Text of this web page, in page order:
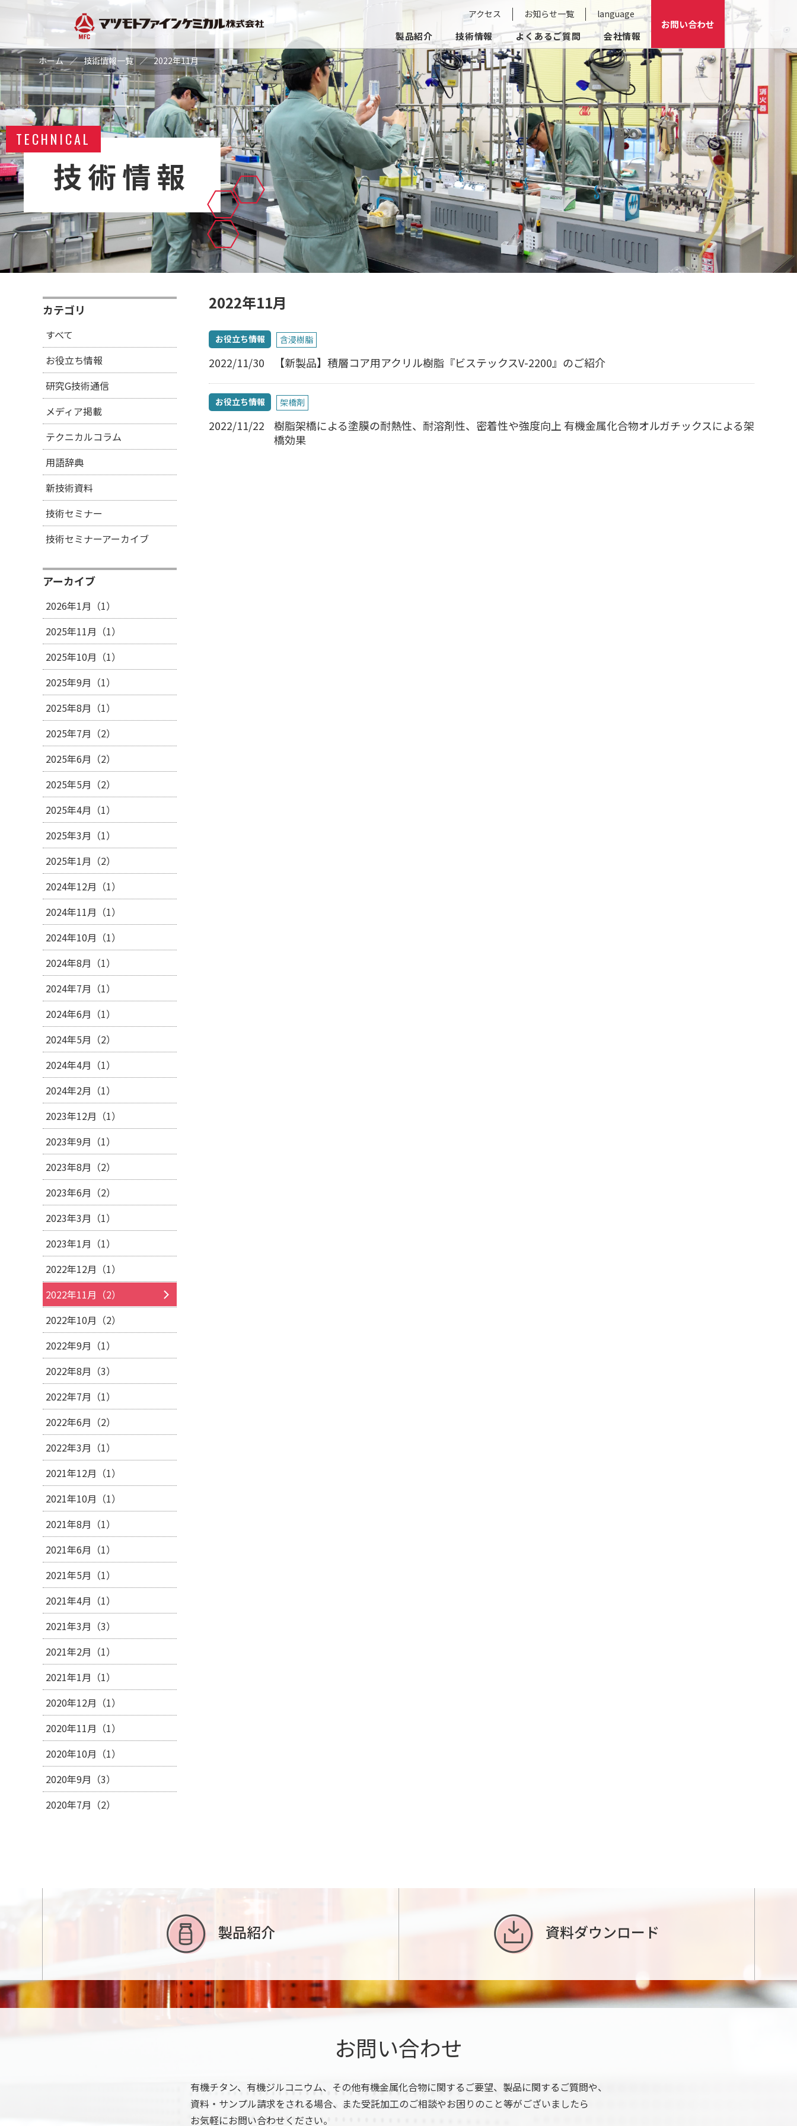
アクセス お知らせ一覧 language
製品紹介 技術情報 よくあるご質問 会社情報
お問い合わせ
ホーム ／ 技術情報一覧 ／ 2022年11月
TECHNICAL
技術情報
カテゴリ
すべて
お役立ち情報
研究G技術通信
メディア掲載
テクニカルコラム
用語辞典
新技術資料
技術セミナー
技術セミナーアーカイブ
アーカイブ
2026年1月（1）
2025年11月（1）
2025年10月（1）
2025年9月（1）
2025年8月（1）
2025年7月（2）
2025年6月（2）
2025年5月（2）
2025年4月（1）
2025年3月（1）
2025年1月（2）
2024年12月（1）
2024年11月（1）
2024年10月（1）
2024年8月（1）
2024年7月（1）
2024年6月（1）
2024年5月（2）
2024年4月（1）
2024年2月（1）
2023年12月（1）
2023年9月（1）
2023年8月（2）
2023年6月（2）
2023年3月（1）
2023年1月（1）
2022年12月（1）
2022年11月（2）
2022年10月（2）
2022年9月（1）
2022年8月（3）
2022年7月（1）
2022年6月（2）
2022年3月（1）
2021年12月（1）
2021年10月（1）
2021年8月（1）
2021年6月（1）
2021年5月（1）
2021年4月（1）
2021年3月（3）
2021年2月（1）
2021年1月（1）
2020年12月（1）
2020年11月（1）
2020年10月（1）
2020年9月（3）
2020年7月（2）
2022年11月
お役立ち情報 含浸樹脂
2022/11/30 【新製品】積層コア用アクリル樹脂『ビステックスV-2200』のご紹介
お役立ち情報 架橋剤
2022/11/22
樹脂架橋による塗膜の耐熱性、耐溶剤性、密着性や強度向上 有機金属化合物オルガチックスによる架
橋効果
製品紹介 資料ダウンロード
お問い合わせ
有機チタン、有機ジルコニウム、その他有機金属化合物に関するご要望、製品に関するご質問や、
資料・サンプル請求をされる場合、また受託加工のご相談やお困りのこと等がございましたら
お気軽にお問い合わせください。